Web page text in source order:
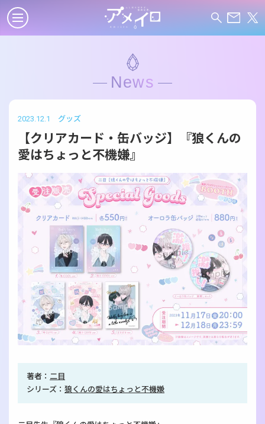
News
2023.12.1 グッズ
【クリアカード・缶バッジ】『狼くんの
愛はちょっと不機嫌』
著者： 二目
シリーズ： 狼くんの愛はちょっと不機嫌